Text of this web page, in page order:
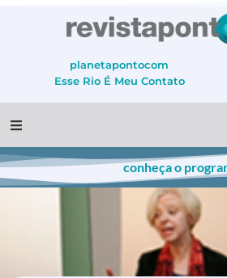
planetapontocom
Esse Rio É Meu Contato
conheça o